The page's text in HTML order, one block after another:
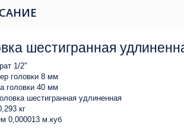
шестигранная
1/2"
головки 8 мм
головки 40 мм
шестигранная удлиненная
кг
0,000013 м.куб